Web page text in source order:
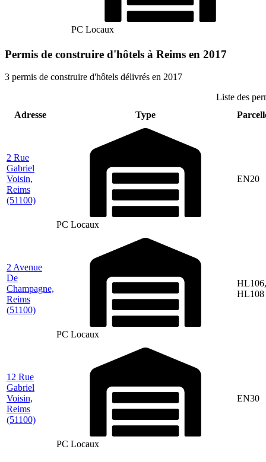
PC Locaux
Permis de construire d'hôtels à Reims en 2017
3 permis de construire d'hôtels délivrés en 2017
Liste des
Adresse
Type
2 Rue
Gabriel
Voisin,
Reims
(51100)
PC Locaux
EN20
2 Avenue
De
Champagne,
Reims
(51100)
PC Locaux
HL106,
HL108
12 Rue
Gabriel
Voisin,
Reims
(51100)
PC Locaux
EN30